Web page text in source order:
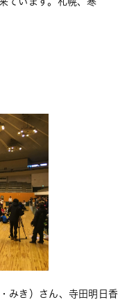
みき）さん、寺田明日香